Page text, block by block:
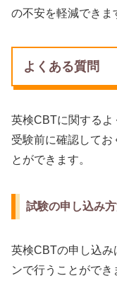
の不安を軽減できま
よくある質問
英検CBTに関するよ
受験前に確認してお
とができます。
試験の申し込み
英検CBTの申し込み
ンで行うことがで